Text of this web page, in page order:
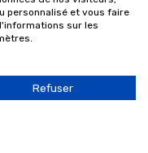
personnalisé et vous faire
sur les
Refuser